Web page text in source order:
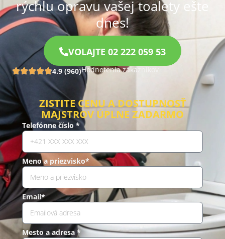
rýchlu opravu vašej toalety ešte
dnes!
VOLAJTE 02 222 059 53
4.9 (960)Hodnotenia zákazníkov
ZISTITE CENU A DOSTUPNOSŤ
MAJSTROV ÚPLNE ZADARMO
Telefónne číslo *
Meno a priezvisko*
Email*
Mesto a adresa *